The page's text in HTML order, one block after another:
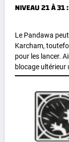
NIVEAU 21 À 31
Le Pandawa
Karcham,
pour les lancer.
blocage ultérieur